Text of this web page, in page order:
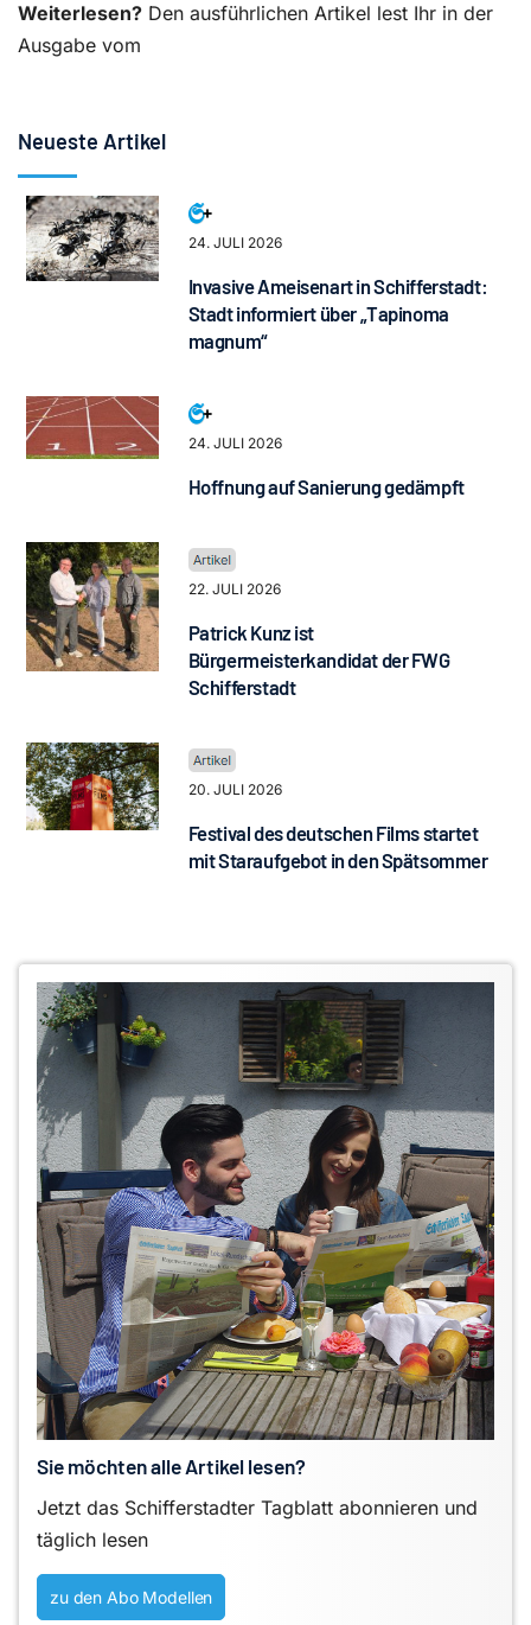
Weiterlesen? Den ausführlichen Artikel lest Ihr in der
Ausgabe vom
Neueste Artikel
24. JULI 2026
Invasive Ameisenart in Schifferstadt:
Stadt informiert über „Tapinoma
magnum“
24. JULI 2026
Hoffnung auf Sanierung gedämpft
22. JULI 2026
Patrick Kunz ist
Bürgermeisterkandidat der FWG
Schifferstadt
20. JULI 2026
Festival des deutschen Films startet
mit Staraufgebot in den Spätsommer
Sie möchten alle Artikel lesen?
Jetzt das Schifferstadter Tagblatt abonnieren und
täglich lesen
zu den Abo Modellen